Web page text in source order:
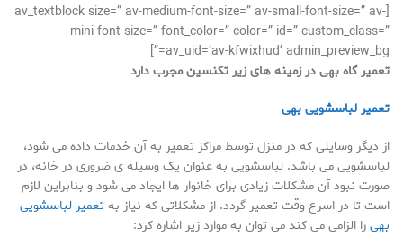
[av_textblock size=” av-medium-font-size=” av-small-font-size=” av-
mini-font-size=” font_color=” color=” id=” custom_class=”
av_uid=’av-kfwixhud’ admin_preview_bg=”]
تعمیر گاه بهی در زمینه های زیر تکنسین مجرب دارد
تعمیر لباسشویی بهی
از دیگر وسایلی که در منزل توسط مراکز تعمیر به آن خدمات داده می شود،
لباسشویی می باشد. لباسشویی به عنوان یک وسیله ی ضروری در خانه، در
صورت نبود آن مشکلات زیادی برای خانوار ها ایجاد می شود و بنابراین لازم
است تا در اسرع وقت تعمیر گردد. از مشکلاتی که نیاز بهتعمیر لباسشویی
بهیرا الزامی می کند می توان به موارد زیر اشاره کرد: